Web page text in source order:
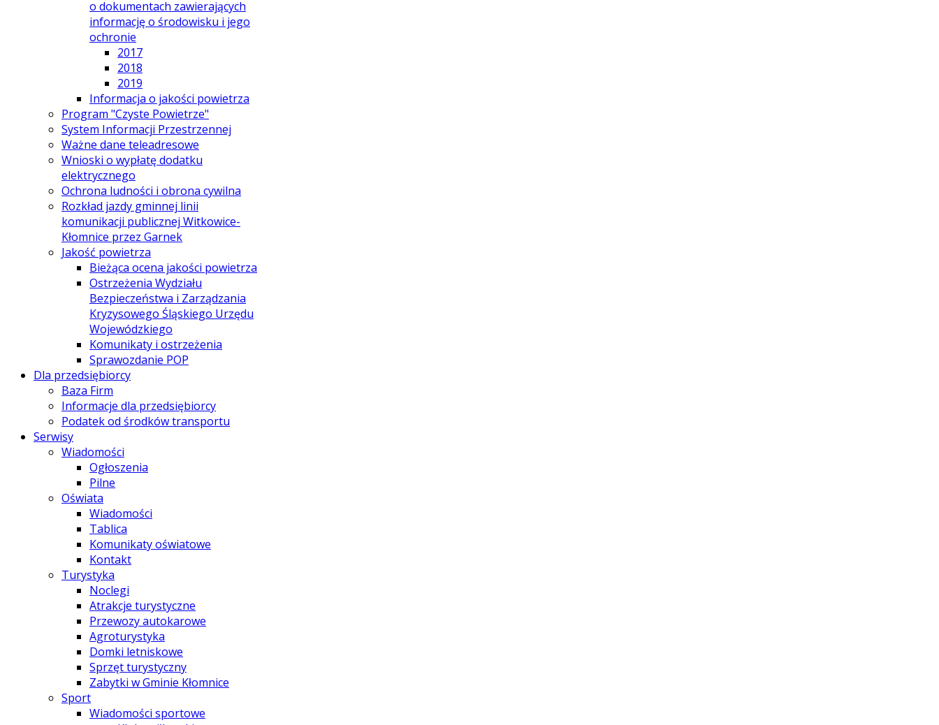
o dokumentach zawierających
informację o środowisku i jego
ochronie
2017
2018
2019
Informacja o jakości powietrza
Program "Czyste Powietrze"
System Informacji Przestrzennej
Ważne dane teleadresowe
Wnioski o wypłatę dodatku
elektrycznego
Ochrona ludności i obrona cywilna
Rozkład jazdy gminnej linii
komunikacji publicznej Witkowice-
Kłomnice przez Garnek
Jakość powietrza
Bieżąca ocena jakości powietrza
Ostrzeżenia Wydziału
Bezpieczeństwa i Zarządzania
Kryzysowego Śląskiego Urzędu
Wojewódzkiego
Komunikaty i ostrzeżenia
Sprawozdanie POP
Dla przedsiębiorcy
Baza Firm
Informacje dla przedsiębiorcy
Podatek od środków transportu
Serwisy
Wiadomości
Ogłoszenia
Pilne
Oświata
Wiadomości
Tablica
Komunikaty oświatowe
Kontakt
Turystyka
Noclegi
Atrakcje turystyczne
Przewozy autokarowe
Agroturystyka
Domki letniskowe
Sprzęt turystyczny
Zabytki w Gminie Kłomnice
Sport
Wiadomości sportowe